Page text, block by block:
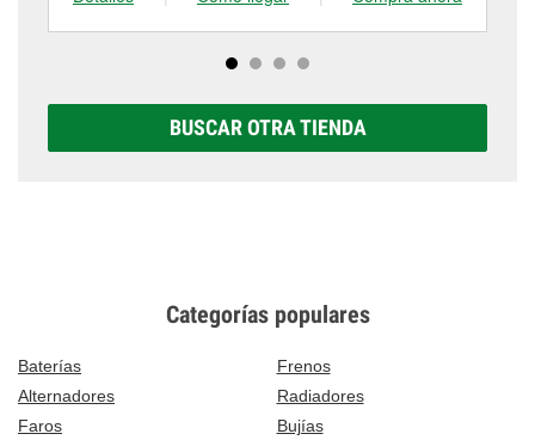
BUSCAR OTRA TIENDA
Categorías populares
Baterías
Frenos
Alternadores
Radiadores
Faros
Bujías